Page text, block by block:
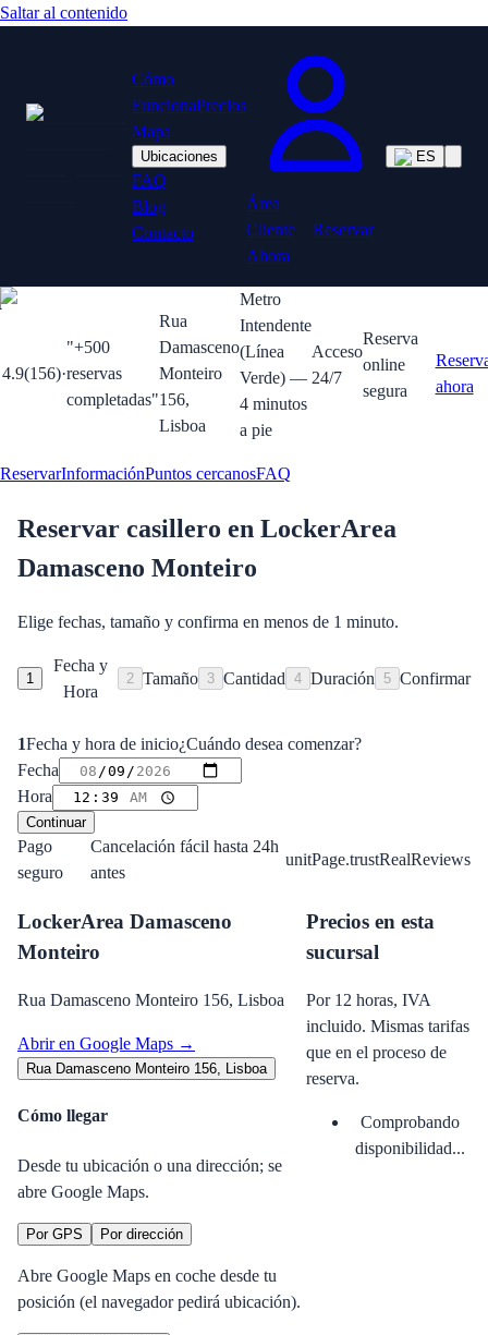
Saltar al contenido
Cómo
FuncionaPrecios
Mapa
Ubicaciones
FAQ
Blog
Contacto
Área
Cliente
Reservar
Ahora
ES
4.9(156)·
"+500
reservas
completadas"
Rua
Damasceno
Monteiro
156,
Lisboa
Metro
Intendente
(Línea
Verde) —
4 minutos
a pie
Acceso
24/7
Reserva
online
segura
ahora
ReservarInformaciónPuntos cercanosFAQ
Reservar casillero en LockerArea
Damasceno Monteiro
Elige fechas, tamaño y confirma en menos de 1 minuto.
1
Fecha y
Hora
2 Tamaño 3 Cantidad 4 Duración 5 Confirmar
1Fecha y hora de inicio¿Cuándo desea comenzar?
Fecha
Hora
Continuar
Pago
seguro
Cancelación fácil hasta 24h
antes
unitPage.trustRealReviews
LockerArea Damasceno
Monteiro
Rua Damasceno Monteiro 156, Lisboa
Abrir en Google Maps →
Rua Damasceno Monteiro 156, Lisboa
Cómo llegar
Desde tu ubicación o una dirección; se
abre Google Maps.
Por GPS Por dirección
Abre Google Maps en coche desde tu
posición (el navegador pedirá ubicación).
Precios en esta
sucursal
Por 12 horas, IVA
incluido. Mismas tarifas
que en el proceso de
reserva.
Comprobando
disponibilidad...